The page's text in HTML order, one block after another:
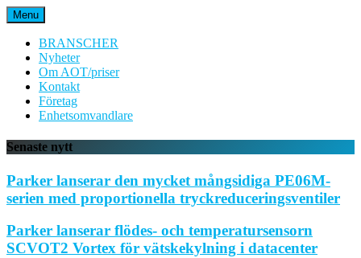
Hoppa
till
innehåll
Menu
BRANSCHER
Nyheter
Om AOT/priser
Kontakt
Företag
Enhetsomvandlare
Senaste nytt
Parker lanserar den mycket mångsidiga PE06M-
serien med proportionella tryckreduceringsventiler
Parker lanserar flödes- och temperatursensorn
SCVOT2 Vortex för vätskekylning i datacenter